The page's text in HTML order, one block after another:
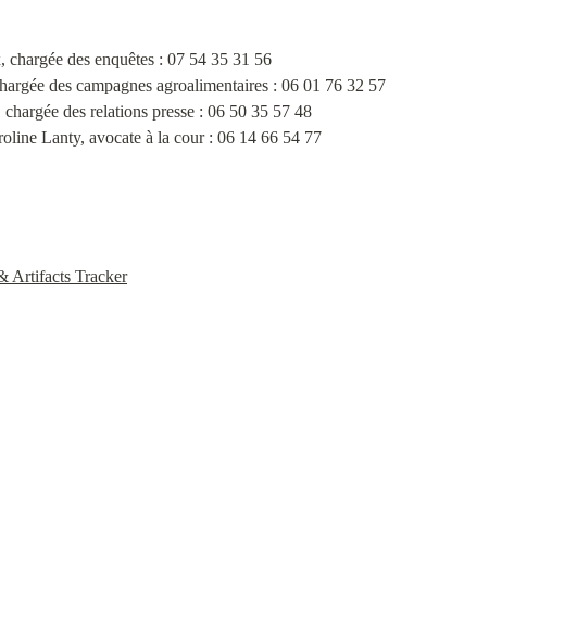
chargée des enquêtes : 07 54 35 31 56
des campagnes agroalimentaires : 06 01 76 32 57
des relations presse : 06 50 35 57 48
Lanty, avocate à la cour : 06 14 66 54 77
Artifacts Tracker